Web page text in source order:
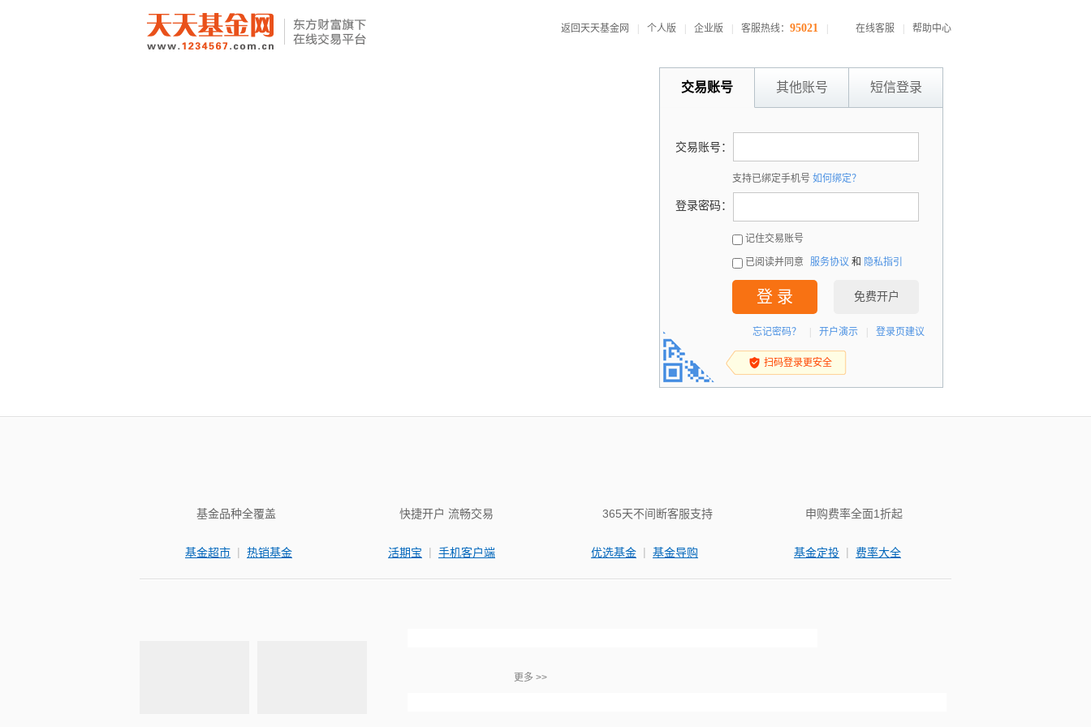
返回天天基金网 个人版 企业版 客服热线： 95021 在线客服 帮助中心
交易账号 其他账号 短信登录
交易账号：
支持已绑定手机号 如何绑定？
登录密码：
记住交易账号
已阅读并同意 服务协议 和 隐私指引
登 录 免费开户
忘记密码？ 开户演示 登录页建议
扫码登录更安全
基金品种全覆盖
基金超市 | 热销基金
快捷开户 流畅交易
活期宝 | 手机客户端
365天不间断客服支持
优选基金 | 基金导购
申购费率全面1折起
基金定投 | 费率大全
更多 >>